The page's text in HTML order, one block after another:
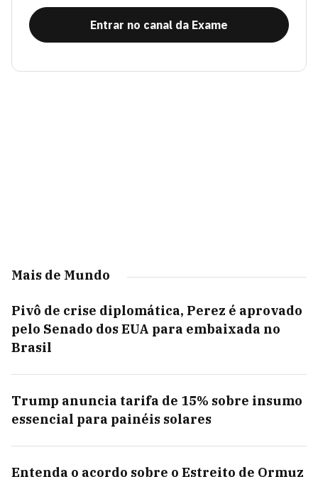
Entrar no canal da Exame
Mais de Mundo
Pivô de crise diplomática, Perez é aprovado
pelo Senado dos EUA para embaixada no
Brasil
Trump anuncia tarifa de 15% sobre insumo
essencial para painéis solares
Entenda o acordo sobre o Estreito de Ormuz